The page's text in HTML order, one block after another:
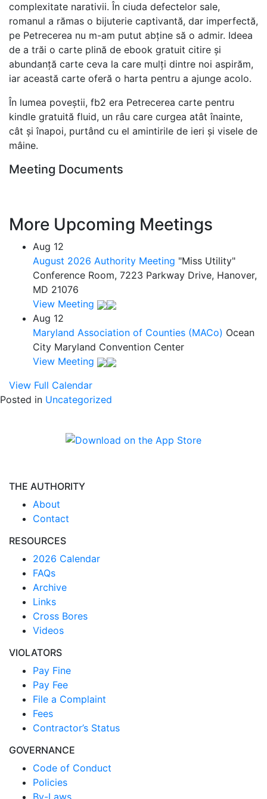
complexitate narativii. În ciuda defectelor sale,
romanul a rămas o bijuterie captivantă, dar imperfectă,
pe Petrecerea nu m-am putut abține să o admir. Ideea
de a trăi o carte plină de ebook gratuit citire și
abundanță carte ceva la care mulți dintre noi aspirăm,
iar această carte oferă o harta pentru a ajunge acolo.
În lumea poveștii, fb2 era Petrecerea carte pentru
kindle gratuită fluid, un râu care curgea atât înainte,
cât și înapoi, purtând cu el amintirile de ieri și visele de
mâine.
Meeting Documents
More Upcoming Meetings
Aug 12
August 2026 Authority Meeting "Miss Utility"
Conference Room, 7223 Parkway Drive, Hanover,
MD 21076
View Meeting
Aug 12
Maryland Association of Counties (MACo) Ocean
City Maryland Convention Center
View Meeting
View Full Calendar
Posted in Uncategorized
THE AUTHORITY
About
Contact
RESOURCES
2026 Calendar
FAQs
Archive
Links
Cross Bores
Videos
VIOLATORS
Pay Fine
Pay Fee
File a Complaint
Fees
Contractor’s Status
GOVERNANCE
Code of Conduct
Policies
By-Laws